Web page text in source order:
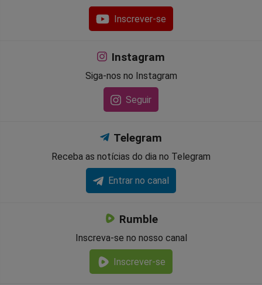
Inscrever-se
Instagram
Siga-nos no Instagram
Seguir
Telegram
Receba as notícias do dia no Telegram
Entrar no canal
Rumble
Inscreva-se no nosso canal
Inscrever-se